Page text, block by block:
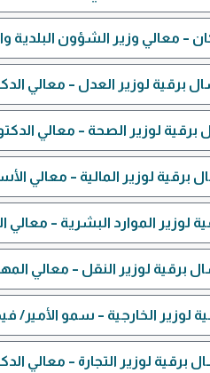
– معالي وزير الشؤون البلدية
برقية لوزير العدل​ – معالي
برقية لوزير الصحة – معالي
برقية لوزير المالية – معالي
لوزير الموارد البشرية –
برقية لوزير النقل​ – معالي
لوزير الخارجية – سمو
برقية لوزير التجارة – معالي